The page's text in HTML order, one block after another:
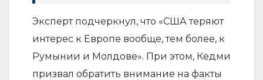
Эксперт подчеркнул, что «США теряют
интерес к Европе вообще, тем более, к
Румынии и Молдове». При этом, Кедми
призвал обратить внимание на факты